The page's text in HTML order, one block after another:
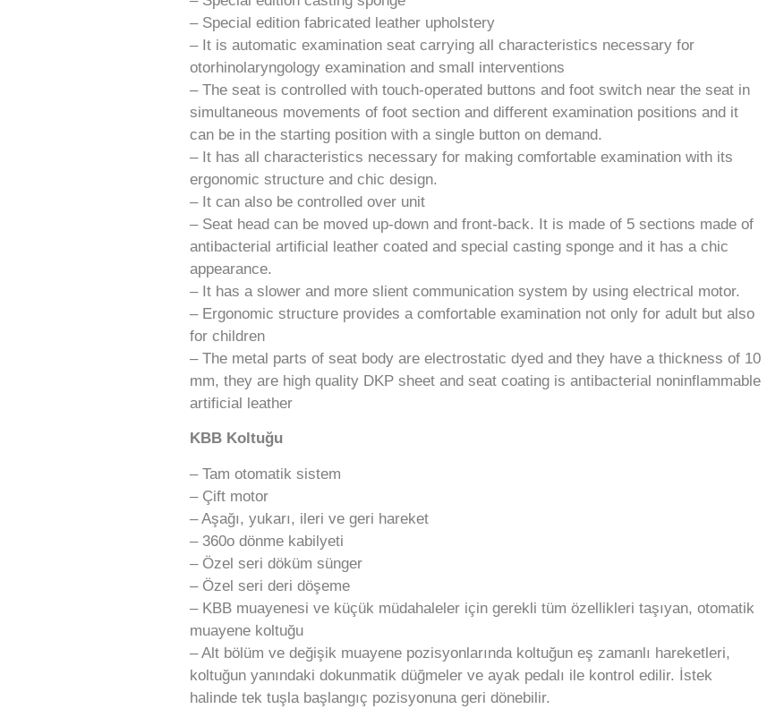
– Special edition fabricated leather upholstery
– It is automatic examination seat carrying all characteristics necessary for
otorhinolaryngology examination and small interventions
– The seat is controlled with touch-operated buttons and foot switch near the seat in
simultaneous movements of foot section and different examination positions and it
can be in the starting position with a single button on demand.
– It has all characteristics necessary for making comfortable examination with its
ergonomic structure and chic design.
– It can also be controlled over unit
– Seat head can be moved up-down and front-back. It is made of 5 sections made of
antibacterial artificial leather coated and special casting sponge and it has a chic
appearance.
– It has a slower and more slient communication system by using electrical motor.
– Ergonomic structure provides a comfortable examination not only for adult but also
for children
– The metal parts of seat body are electrostatic dyed and they have a thickness of 10
mm, they are high quality DKP sheet and seat coating is antibacterial noninflammable
artificial leather
KBB Koltuğu
– Tam otomatik sistem
– Çift motor
– Aşağı, yukarı, ileri ve geri hareket
– 360o dönme kabilyeti
– Özel seri döküm sünger
– Özel seri deri döşeme
– KBB muayenesi ve küçük müdahaleler için gerekli tüm özellikleri taşıyan, otomatik
muayene koltuğu
– Alt bölüm ve değişik muayene pozisyonlarında koltuğun eş zamanlı hareketleri,
koltuğun yanındaki dokunmatik düğmeler ve ayak pedalı ile kontrol edilir. İstek
halinde tek tuşla başlangıç pozisyonuna geri dönebilir.